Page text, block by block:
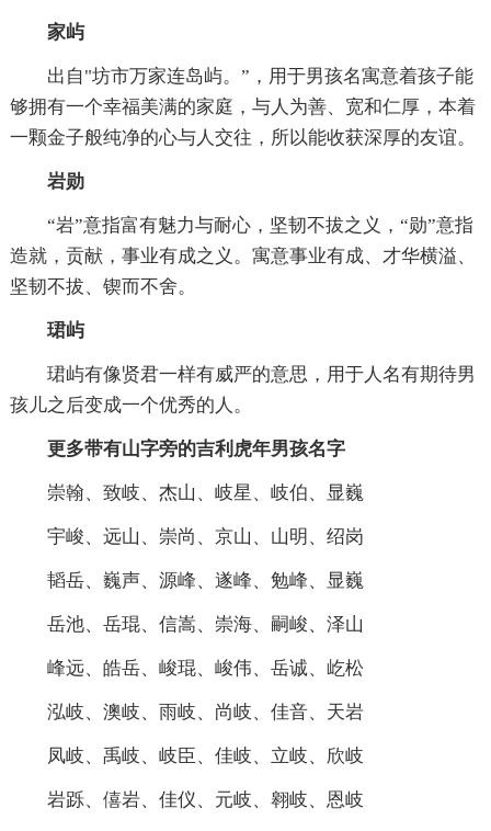
家屿
出自"坊市万家连岛屿。”，用于男孩名寓意着孩子能
够拥有一个幸福美满的家庭，与人为善、宽和仁厚，本着
一颗金子般纯净的心与人交往，所以能收获深厚的友谊。
岩勋
“岩”意指富有魅力与耐心，坚韧不拔之义，“勋”意指
造就，贡献，事业有成之义。寓意事业有成、才华横溢、
坚韧不拔、锲而不舍。
珺屿
珺屿有像贤君一样有威严的意思，用于人名有期待男
孩儿之后变成一个优秀的人。
更多带有山字旁的吉利虎年男孩名字
崇翰、致岐、杰山、岐星、岐伯、显巍
宇峻、远山、崇尚、京山、山明、绍岗
韬岳、巍声、源峰、遂峰、勉峰、显巍
岳池、岳琨、信嵩、崇海、嗣峻、泽山
峰远、皓岳、峻琨、峻伟、岳诚、屹松
泓岐、澳岐、雨岐、尚岐、佳音、天岩
凤岐、禹岐、岐臣、佳岐、立岐、欣岐
岩跞、僖岩、佳仪、元岐、翱岐、恩岐